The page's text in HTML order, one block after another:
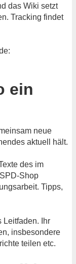
das Wiki setzt
Tracking findet
ein
neue
aktuell hält.
des im
Shop
Tipps,
Leitfaden. Ihr
insbesondere
teilen etc.